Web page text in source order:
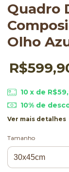
Quadro
Olho
10 x de
10% de
Ver mais detalhes
Tamanho